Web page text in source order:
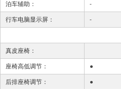
泊车辅助： -
行车电脑显示屏： -
真皮座椅：
座椅高低调节： ●
后排座椅调节： ●